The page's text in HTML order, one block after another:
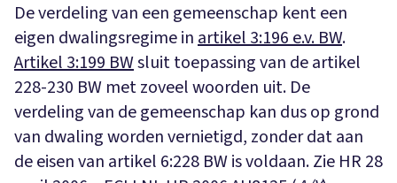
De verdeling van een gemeenschap kent een
eigen dwalingsregime inartikel 3:196 e.v. BW.
Artikel 3:199 BWsluit toepassing van de artikel
228-230 BW met zoveel woorden uit. De
verdeling van de gemeenschap kan dus op grond
van dwaling worden vernietigd, zonder dat aan
de eisen van artikel 6:228 BW is voldaan. Zie HR 28